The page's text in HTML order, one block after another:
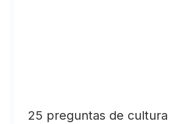
25 preguntas de